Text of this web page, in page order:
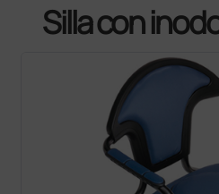
Silla con